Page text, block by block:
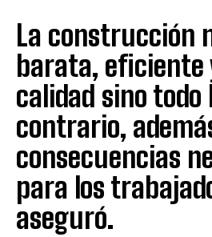
La construcción
barata, eficiente
calidad sino todo
contrario,
consecuencias
para los
aseguró.